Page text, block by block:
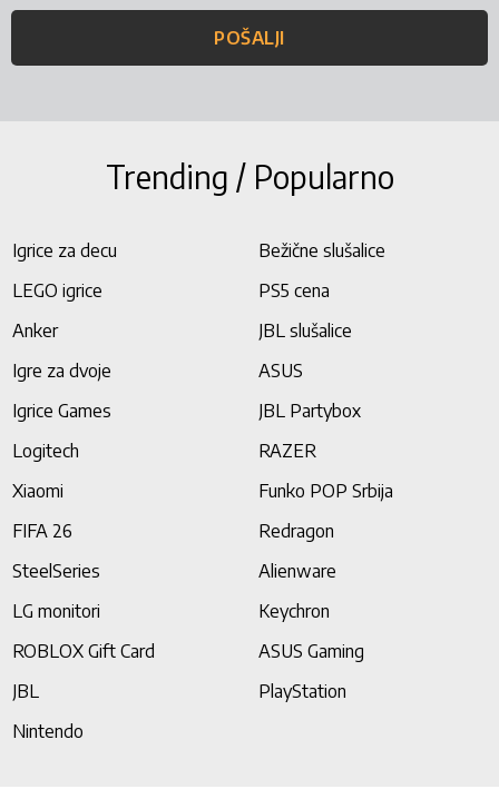
POŠALJI
Trending / Popularno
Igrice za decu
Bežične slušalice
LEGO igrice
PS5 cena
Anker
JBL slušalice
Igre za dvoje
ASUS
Igrice Games
JBL Partybox
Logitech
RAZER
Xiaomi
Funko POP Srbija
FIFA 26
Redragon
SteelSeries
Alienware
LG monitori
Keychron
ROBLOX Gift Card
ASUS Gaming
JBL
PlayStation
Nintendo